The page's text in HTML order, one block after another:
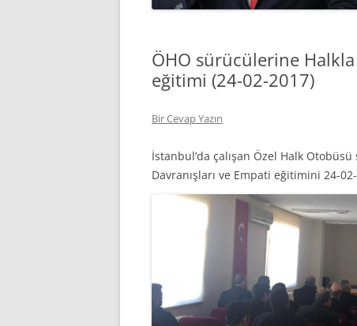
ÖHO sürücülerine
eğitimi (24-02-2017)
Bir Cevap Yazın
İstanbul’da çalışan Özel Halk
Davranışları ve Empati eğitimini 24-